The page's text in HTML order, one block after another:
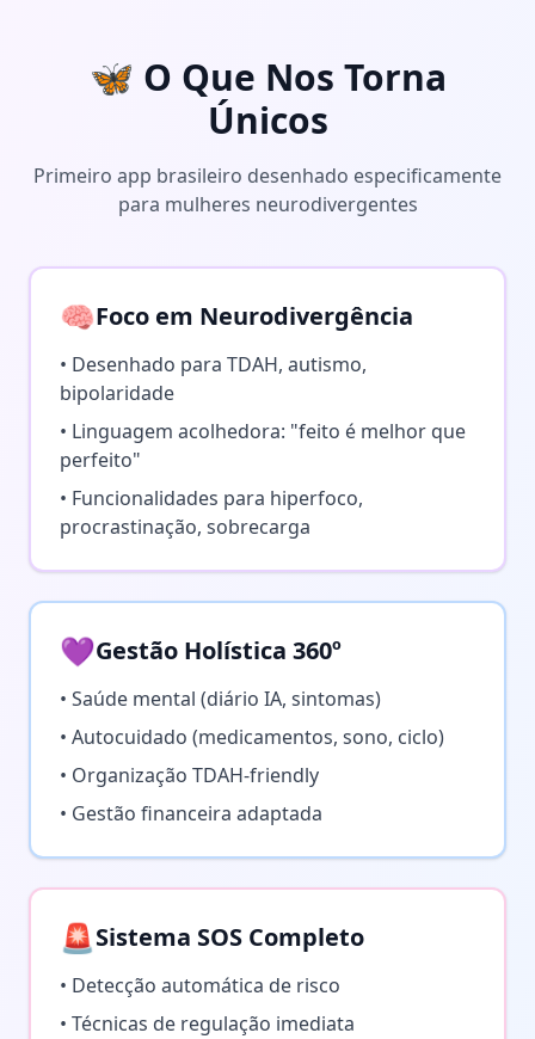
🦋 O Que Nos Torna
Únicos
Primeiro app brasileiro desenhado especificamente
para mulheres neurodivergentes
🧠Foco em Neurodivergência
• Desenhado para TDAH, autismo,
bipolaridade
• Linguagem acolhedora: "feito é melhor que
perfeito"
• Funcionalidades para hiperfoco,
procrastinação, sobrecarga
💜Gestão Holística 360º
• Saúde mental (diário IA, sintomas)
• Autocuidado (medicamentos, sono, ciclo)
• Organização TDAH-friendly
• Gestão financeira adaptada
🚨Sistema SOS Completo
• Detecção automática de risco
• Técnicas de regulação imediata